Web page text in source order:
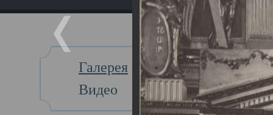
Галерея
Видео
Главная